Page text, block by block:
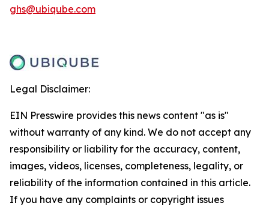
ghs@ubiqube.com
Legal Disclaimer:
EIN Presswire provides this news content "as is"
without warranty of any kind. We do not accept any
responsibility or liability for the accuracy, content,
images, videos, licenses, completeness, legality, or
reliability of the information contained in this article.
If you have any complaints or copyright issues